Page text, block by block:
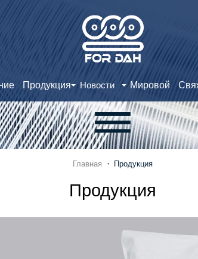
Продукция Новости Мировой
Главная Продукция
Продукция